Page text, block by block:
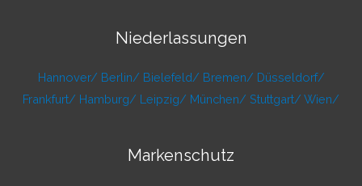
Niederlassungen
Hannover/ Berlin/ Bielefeld/ Bremen/ Düsseldorf/
Frankfurt/ Hamburg/ Leipzig/ München/ Stuttgart/ Wien/
Markenschutz